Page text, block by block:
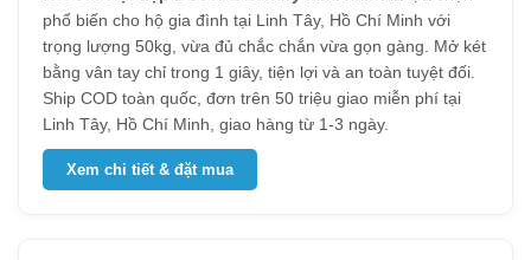
phổ biến cho hộ gia đình tại Linh Tây, Hồ Chí Minh với
trọng lượng 50kg, vừa đủ chắc chắn vừa gọn gàng. Mở két
bằng vân tay chỉ trong 1 giây, tiện lợi và an toàn tuyệt đối.
Ship COD toàn quốc, đơn trên 50 triệu giao miễn phí tại
Linh Tây, Hồ Chí Minh, giao hàng từ 1-3 ngày.
Xem chi tiết & đặt mua